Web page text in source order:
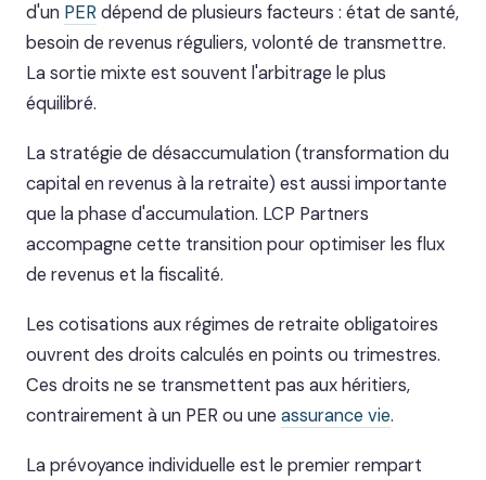
d'un PER dépend de plusieurs facteurs : état de santé,
besoin de revenus réguliers, volonté de transmettre.
La sortie mixte est souvent l'arbitrage le plus
équilibré.
La stratégie de désaccumulation (transformation du
capital en revenus à la retraite) est aussi importante
que la phase d'accumulation. LCP Partners
accompagne cette transition pour optimiser les flux
de revenus et la fiscalité.
Les cotisations aux régimes de retraite obligatoires
ouvrent des droits calculés en points ou trimestres.
Ces droits ne se transmettent pas aux héritiers,
contrairement à un PER ou une assurance vie.
La prévoyance individuelle est le premier rempart